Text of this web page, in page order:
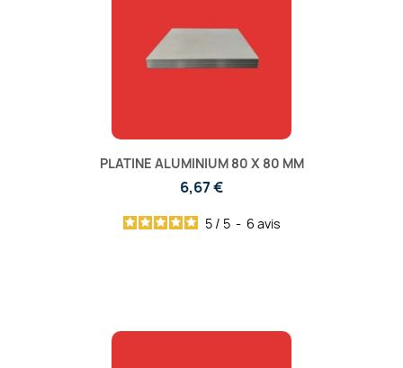
PLATINE ALUMINIUM 80 X 80 MM
6,67 €
5 / 5 - 6 avis